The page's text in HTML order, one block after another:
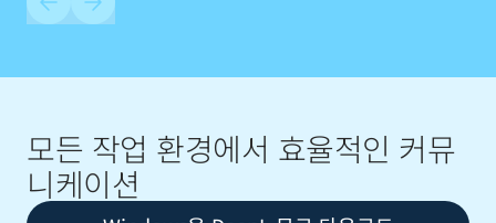
모든 작업 환경에서 효율적인 커뮤
니케이션